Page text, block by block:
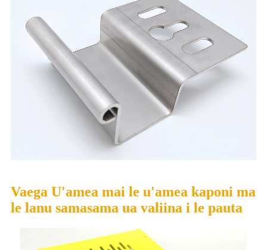
Vaega U'amea mai le u'amea kaponi ma
le lanu samasama ua valiina i le pauta